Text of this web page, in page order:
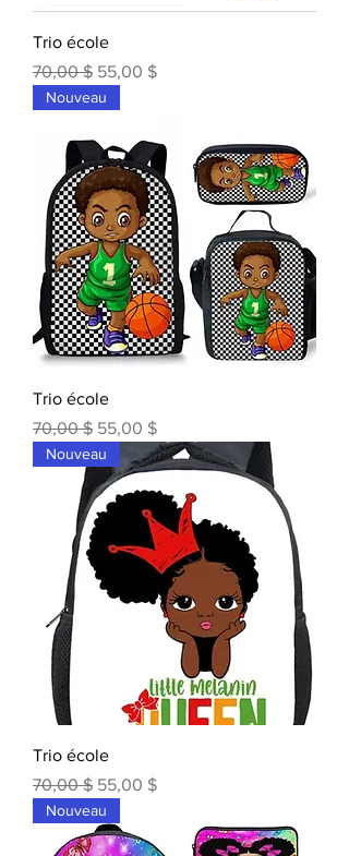
Trio école
Prix original
70,00 $ Prix promotionnel
55,00 $
Nouveau
Trio école
Prix original
70,00 $ Prix promotionnel
55,00 $
Nouveau
Trio école
Prix original
70,00 $ Prix promotionnel
55,00 $
Nouveau